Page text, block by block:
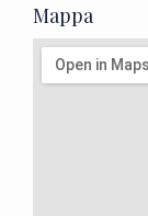
Mappa